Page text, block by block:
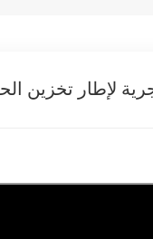
لإطار تخزين